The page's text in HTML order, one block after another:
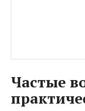
Частые